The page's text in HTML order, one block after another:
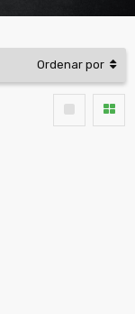
Ordenar por